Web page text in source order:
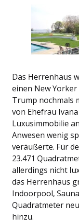
Das Herrenhaus
einen New
Trump nochmals
von Ehefrau
Luxusimmobilie
Anwesen wenig
veräußerte. Für
23.471
allerdings nicht
das Herrenhaus
Indoorpool,
Quadratmeter
hinzu.